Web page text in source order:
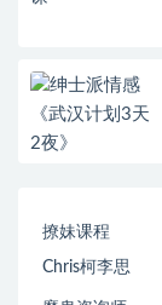
撩妹课程
Chris柯李思